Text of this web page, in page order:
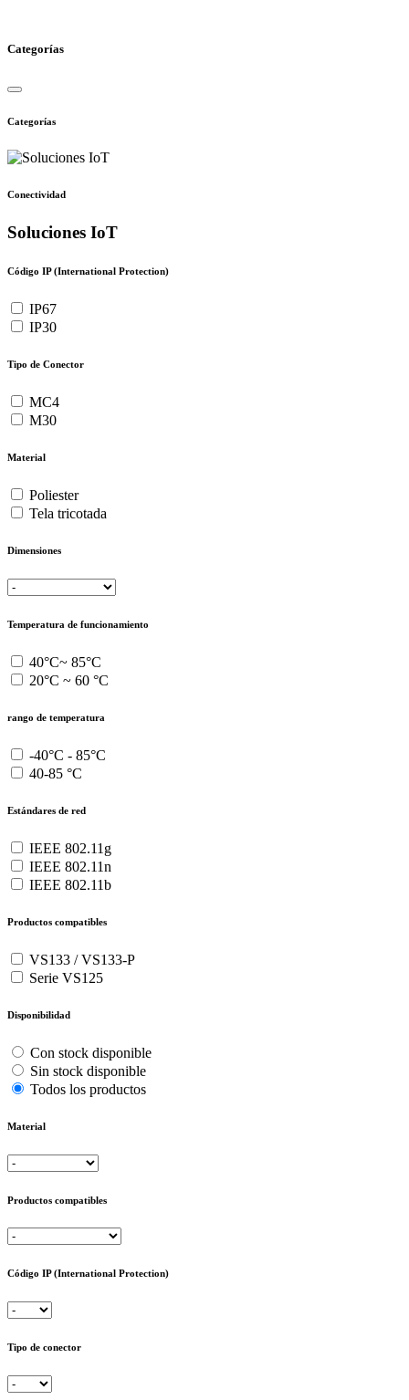
Categorías
Categorías
Conectividad
Soluciones IoT
Código IP (International Protection)
IP67
IP30
Tipo de Conector
MC4
M30
Material
Poliester
Tela tricotada
Dimensiones
Temperatura de funcionamiento
40°C~ 85°C
20°C ~ 60 °C
rango de temperatura
-40°C - 85°C
40-85 °C
Estándares de red
IEEE 802.11g
IEEE 802.11n
IEEE 802.11b
Productos compatibles
VS133 / VS133-P
Serie VS125
Disponibilidad
Con stock disponible
Sin stock disponible
Todos los productos
Material
Productos compatibles
Código IP (International Protection)
Tipo de conector